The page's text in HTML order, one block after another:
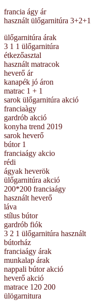
francia ágy ár
használt ülőgarnitúra 3+2+1
ülőgarnitúra árak
3 1 1 ülőgarnitúra
étkezőasztal
használt matracok
heverő ár
kanapék jó áron
matrac 1 + 1
sarok ülőgarnitúra akció
franciaàgy
gardrób akció
konyha trend 2019
sarok heverő
bútor 1
franciaágy akcio
rédi
ágyak heverök
ülőgarnitúra akció
200*200 franciaágy
használt heverő
láva
stílus bútor
gardrób fiók
3 2 1 ülőgarnitúra használt
bútorház
franciaágy árak
munkalap árak
nappali bútor akció
heverő akció
matrace 120 200
ülögarnitura